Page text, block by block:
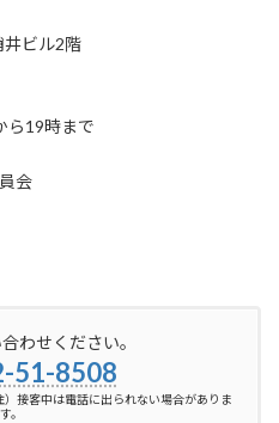
ビル2階
ら19時まで
会
わせください。
51-8508
接客中は電話に出られない場合がありま
す。